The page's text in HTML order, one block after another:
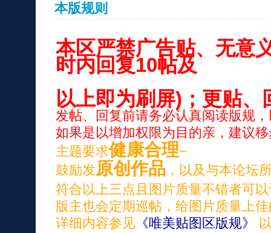
本版规则
本区严禁广告贴、无意
时内回复10帖及
以上即为刷屏)；更贴、
发帖、回复前请务必认真阅读版规
如果是以增加权限为目的亲，建议
主题要求健康合理~
鼓励发原创作品 ，以及与本论坛
符合以上三点且图片质量不错者可
版主也会定期巡帖，给图片质量上
详细内容参见《唯美贴图区版规》